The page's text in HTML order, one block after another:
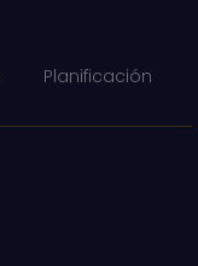
Planificación